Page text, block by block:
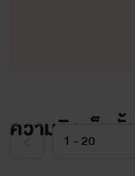
ความคิดเห็นทั้